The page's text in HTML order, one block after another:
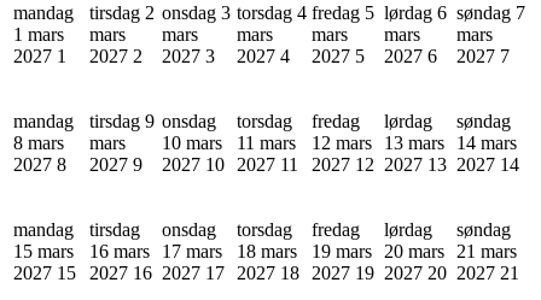
mandag
1 mars
2027 1
tirsdag 2
mars
2027 2
onsdag 3
mars
2027 3
torsdag 4
mars
2027 4
fredag 5
mars
2027 5
lørdag 6
mars
2027 6
søndag 7
mars
2027 7
mandag
8 mars
2027 8
tirsdag 9
mars
2027 9
onsdag
10 mars
2027 10
torsdag
11 mars
2027 11
fredag
12 mars
2027 12
lørdag
13 mars
2027 13
søndag
14 mars
2027 14
mandag
15 mars
2027 15
tirsdag
16 mars
2027 16
onsdag
17 mars
2027 17
torsdag
18 mars
2027 18
fredag
19 mars
2027 19
lørdag
20 mars
2027 20
søndag
21 mars
2027 21